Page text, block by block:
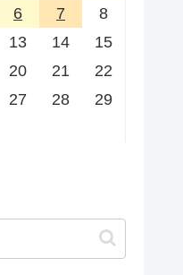
6 7
8
13 14
15
20 21
22
27 28
29